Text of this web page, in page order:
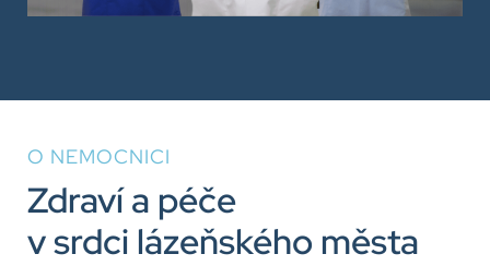
O NEMOCNICI
Zdraví a péče
v srdci lázeňského města